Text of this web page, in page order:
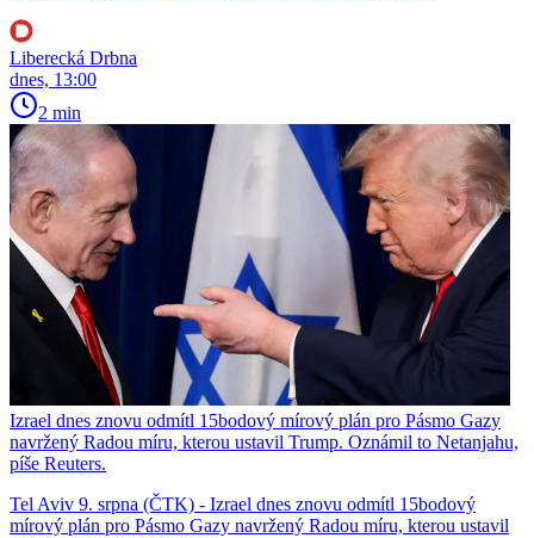
Liberecká Drbna
dnes, 13:00
2 min
Izrael dnes znovu odmítl 15bodový mírový plán pro Pásmo Gazy
navržený Radou míru, kterou ustavil Trump. Oznámil to Netanjahu,
píše Reuters.
Tel Aviv 9. srpna (ČTK) - Izrael dnes znovu odmítl 15bodový
mírový plán pro Pásmo Gazy navržený Radou míru, kterou ustavil